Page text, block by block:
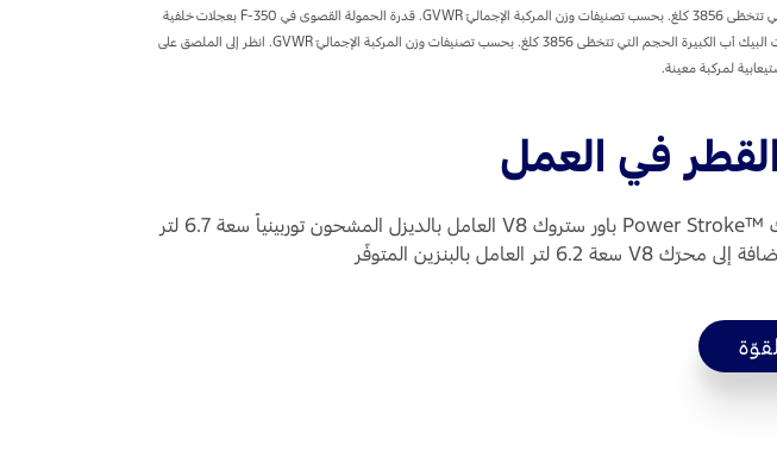
المركبة والمقطورة GCWR الأقصى المتوفّر يبلغ 24631 كلغ في F-450، كرو كاب. الفئة هي شاحنات البيك أب الكبيرة الحجم التي تتخطّى 3856 كلغ. بحسب تصنيفات وزن المركبة الإجماليّ GVWR. قدرة الحمولة القصوى في F-350 بعجلات خلفية
مزدوجة، ريجولار كاب، ‎4x2، محرّك سعة 6.2 لتر مع مجموعة تجهيزات قدرة الحمولة العالية المتانة في F-350. الفئة هي شاحنات البيك أب الكبيرة الحجم التي تتخطّى 3856 كلغ. بحسب تصنيفات وزن المركبة الإجماليّ GVWR. انظر إلى الملصق على
لمركبة معينة.
في العمل
يتميّز سوبر ديوتي 2022 بأداء قوي مع مجموعة قوية من المحركات المتوفرة. لدينا محرّك ™Power Stroke باور ستروك V8 العامل بالديزل المشحون توربينياً سعة 6.7 لتر